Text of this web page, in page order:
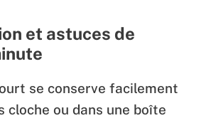
et astuces de
se conserve facilement
cloche ou dans une boîte